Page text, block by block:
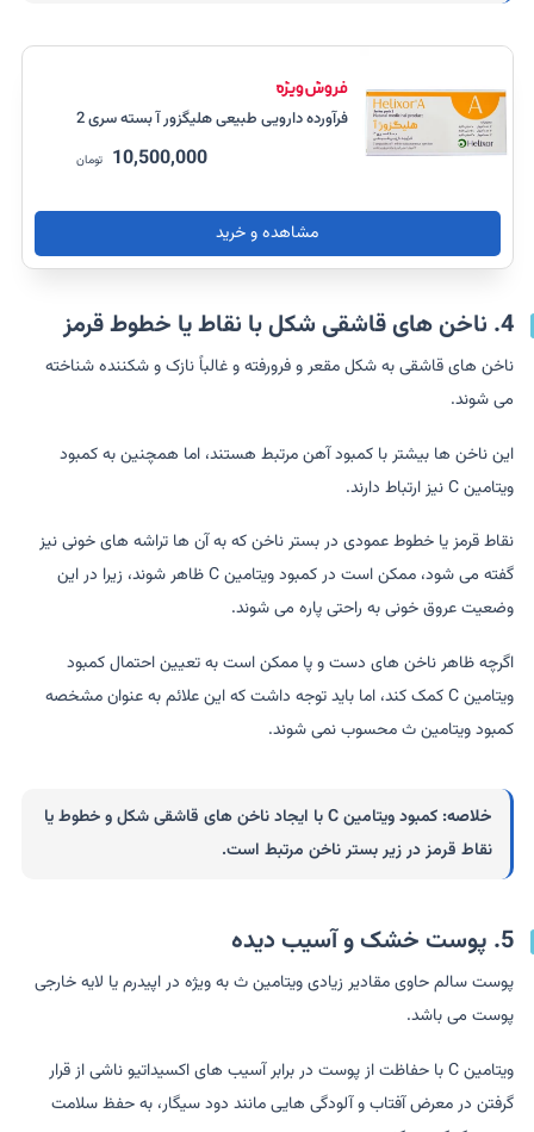
فرآورده دارویی طبیعی هلیگزور آ بسته سری 2
10,500,000 تومان
مشاهده و خرید
4. ناخن های قاشقی شکل با نقاط یا خطوط قرمز
ناخن های قاشقی به شکل مقعر و فرورفته و غالباً نازک و شکننده شناخته
می شوند.
این ناخن ها بیشتر با کمبود آهن مرتبط هستند، اما همچنین به کمبود
ویتامین C نیز ارتباط دارند.
نقاط قرمز یا خطوط عمودی در بستر ناخن که به آن ها تراشه های خونی نیز
گفته می شود، ممکن است در کمبود ویتامین C ظاهر شوند، زیرا در این
وضعیت عروق خونی به راحتی پاره می شوند.
اگرچه ظاهر ناخن های دست و پا ممکن است به تعیین احتمال کمبود
ویتامین C کمک کند، اما باید توجه داشت که این علائم به عنوان مشخصه
کمبود ویتامین ث محسوب نمی شوند.
خلاصه:
کمبود ویتامین C با ایجاد ناخن های قاشقی شکل و خطوط یا
نقاط قرمز در زیر بستر ناخن مرتبط است.
5. پوست خشک و آسیب دیده
پوست سالم حاوی مقادیر زیادی ویتامین ث به ویژه در اپیدرم یا لایه خارجی
پوست می باشد.
ویتامین C با حفاظت از پوست در برابر آسیب های اکسیداتیو ناشی از قرار
گرفتن در معرض آفتاب و آلودگی هایی مانند دود سیگار، به حفظ سلامت